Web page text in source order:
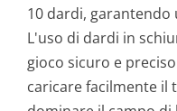
10 dardi,
L'uso di dardi in
gioco sicuro e
caricare facilmente il